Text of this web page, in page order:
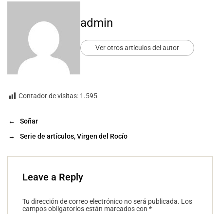
admin
Ver otros artículos del autor
Contador de visitas: 1.595
←
Soñar
→
Serie de artículos, Virgen del Rocío
Leave a Reply
Tu dirección de correo electrónico no será publicada. Los
campos obligatorios están marcados con *